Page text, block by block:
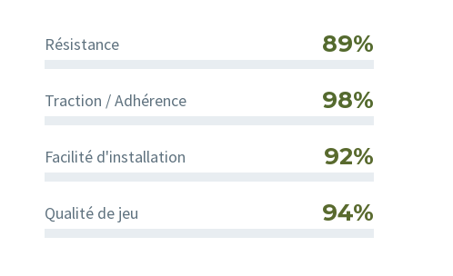
Résistance 89%
Traction / Adhérence 98%
Facilité d'installation 92%
Qualité de jeu 94%